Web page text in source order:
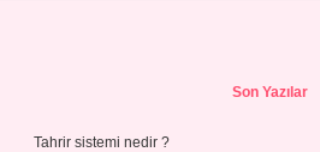
Son Yazılar
Tahrir sistemi nedir ?